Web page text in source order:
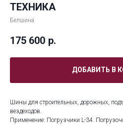
ТЕХНИКА
Белшина
175 600 р.
ДОБАВИТЬ В
Шины для строительных, дорожных,
вездеходов.
Применение: Погрузчики L-34.